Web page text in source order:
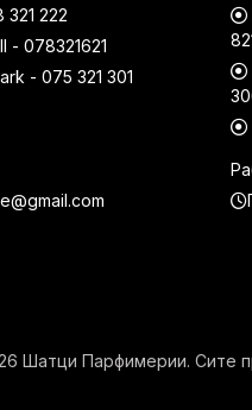
222
- 078321621
- 075 321 301
Шатци Парфимерии. Сите